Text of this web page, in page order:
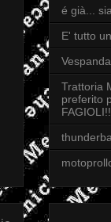
é già...
E' tutto
Vespanda
Trattoria
preferito